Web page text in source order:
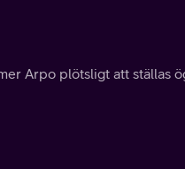
Arpo plötsligt att ställas